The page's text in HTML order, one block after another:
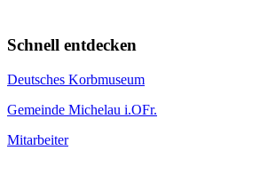
Schnell entdecken
Deutsches Korbmuseum
Gemeinde Michelau i.OFr.
Mitarbeiter